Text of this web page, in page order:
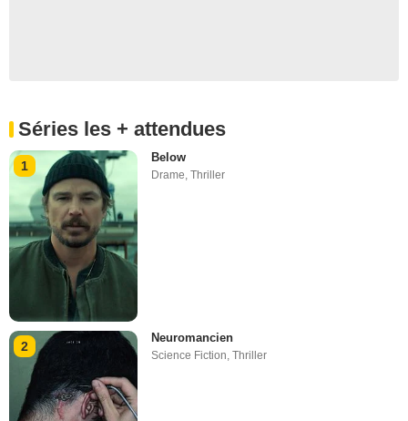
Séries les + attendues
1
Below
Drame ,Thriller
2
Neuromancien
Science Fiction,Thriller